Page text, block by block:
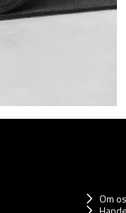
Om os